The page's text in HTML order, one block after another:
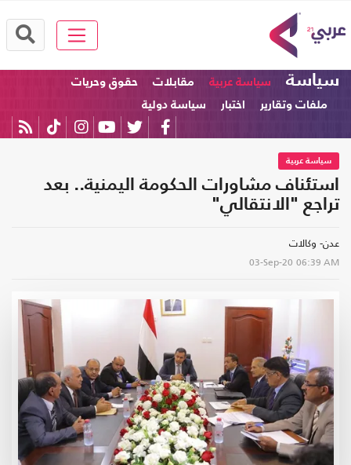
سياسة سياسة عربية مقابلات
حقوق وحريات
ملفات وتقارير
اختبار سياسة دولية
سياسة عربية
استئناف مشاورات الحكومة اليمنية.. بعد
تراجع "الانتقالي"
عدن- وكالات
03-Sep-20 06:39 AM